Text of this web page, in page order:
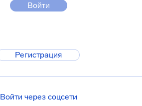
Войти
Регистрация
Войти через соцсети